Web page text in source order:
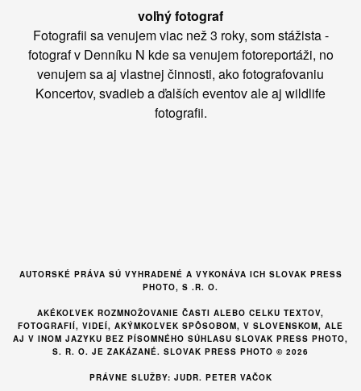
voľný fotograf
Fotografii sa venujem viac než 3 roky, som stážista -
fotograf v Denníku N kde sa venujem fotoreportáži, no
venujem sa aj vlastnej činnosti, ako fotografovaniu
Koncertov, svadieb a ďalších eventov ale aj wildlife
fotografii.
AUTORSKÉ PRÁVA SÚ VYHRADENÉ A VYKONÁVA ICH SLOVAK PRESS
PHOTO, S .R. O.
AKÉKOĽVEK ROZMNOŽOVANIE ČASTI ALEBO CELKU TEXTOV,
FOTOGRAFIÍ, VIDEÍ, AKÝMKOĽVEK SPÔSOBOM, V SLOVENSKOM, ALE
AJ V INOM JAZYKU BEZ PÍSOMNÉHO SÚHLASU SLOVAK PRESS PHOTO,
S. R. O. JE ZAKÁZANÉ. SLOVAK PRESS PHOTO © 2026
PRÁVNE SLUŽBY: JUDR. PETER VAČOK